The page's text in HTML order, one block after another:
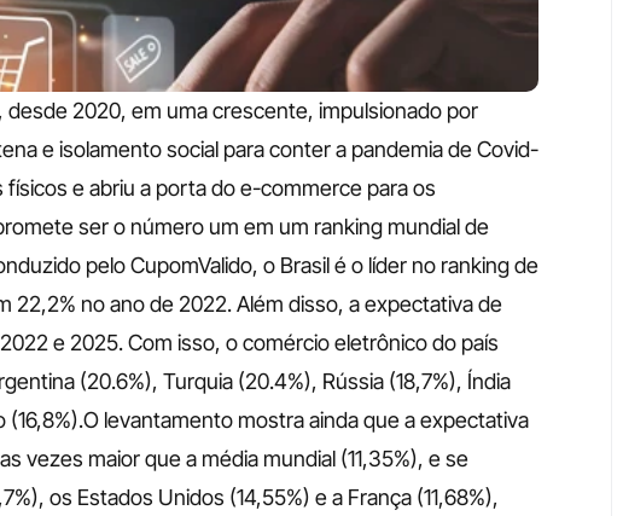
2020, em uma crescente, impulsionado por
e isolamento social para conter a pandemia de Covid-
e abriu a porta do e-commerce para os
ser o número um em um ranking mundial de
pelo CupomValido, o Brasil é o líder no ranking de
22,2% no ano de 2022. Além disso, a expectativa de
e 2025. Com isso, o comércio eletrônico do país
(20.6%), Turquia (20.4%), Rússia (18,7%), Índia
(16,8%).O levantamento mostra ainda que a expectativa
vezes maior que a média mundial (11,35%), e se
os Estados Unidos (14,55%) e a França (11,68%),